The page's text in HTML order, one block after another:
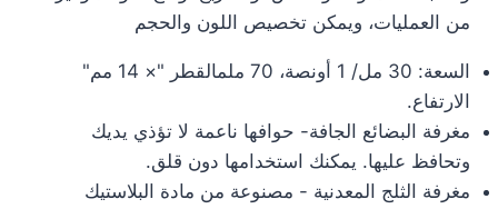
من العمليات، ويمكن تخصيص اللون والحجم
السعة: 30 مل/ 1 أونصة، 70 ملم
القطر "× 14 مم"
الارتفاع.
مغرفة البضائع الجافة- حوافها ناعمة لا تؤذي يديك
وتحافظ عليها. يمكنك استخدامها دون قلق.
مغرفة الثلج المعدنية - مصنوعة من مادة البلاستيك